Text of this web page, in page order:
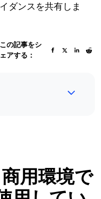
ダンスを共有しま
この記事をシ
ェアする：
用環境で